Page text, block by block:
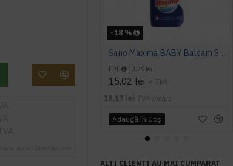
-18 %
Sano Maxima BABY Balsam Super Concentrat 1L
PRP 18,29 lei
15,02 lei + TVA
18,17 lei TVA inclus
Adaugă în Coş
ALTI CLIENTI AU MAI CUMPARAT